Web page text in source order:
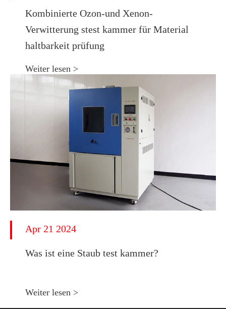
Kombinierte Ozon-und Xenon-
Verwitterung stest kammer für Material
haltbarkeit prüfung
Weiter lesen >
Apr 21 2024
Was ist eine Staub test kammer?
Weiter lesen >